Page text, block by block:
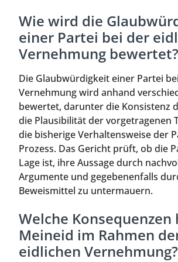
Wie wird die
einer Partei bei der
Vernehmung bewertet?
Die Glaubwürdigkeit einer Partei
Vernehmung wird anhand
bewertet, darunter die Konsistenz
die Plausibilität der vorgetragenen
die bisherige Verhaltensweise der
Prozess. Das Gericht prüft, ob die
Lage ist, ihre Aussage durch
Argumente und gegebenenfalls
Beweismittel zu untermauern.
Welche Konsequenzen
Meineid im Rahmen
eidlichen Vernehmung?